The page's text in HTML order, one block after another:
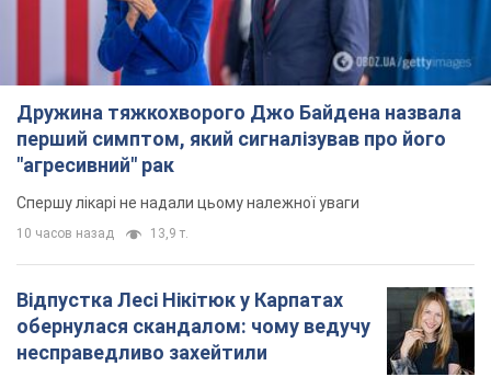
Дружина тяжкохворого Джо Байдена назвала
перший симптом, який сигналізував про його
"агресивний" рак
Спершу лікарі не надали цьому належної уваги
10 часов назад 13,9 т.
Відпустка Лесі Нікітюк у Карпатах
обернулася скандалом: чому ведучу
несправедливо захейтили